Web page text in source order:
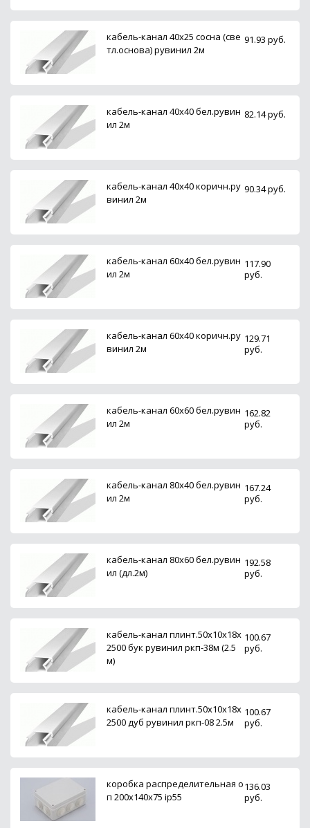
кабель-канал 40х25 сосна (све
тл.основа) рувинил 2м
91.93 руб.
кабель-канал 40х40 бел.рувин
ил 2м
82.14 руб.
кабель-канал 40х40 коричн.ру
винил 2м
90.34 руб.
кабель-канал 60х40 бел.рувин
ил 2м
117.90
руб.
кабель-канал 60х40 коричн.ру
винил 2м
129.71
руб.
кабель-канал 60х60 бел.рувин
ил 2м
162.82
руб.
кабель-канал 80х40 бел.рувин
ил 2м
167.24
руб.
кабель-канал 80х60 бел.рувин
ил (дл.2м)
192.58
руб.
кабель-канал плинт.50х10х18х
2500 бук рувинил ркп-38м (2.5
м)
100.67
руб.
кабель-канал плинт.50х10х18х
2500 дуб рувинил ркп-08 2.5м
100.67
руб.
коробка распределительная о
п 200x140x75 ip55
136.03
руб.